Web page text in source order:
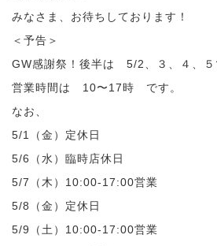
みなさま、お待ちしております！
＜予告＞
GW感謝祭！後半は 5/2、３、４、５
営業時間は 10〜17時 です。
なお、
5/1（金）定休日
5/6（水）臨時店休日
5/7（木）10:00-17:00営業
5/8（金）定休日
5/9（土）10:00-17:00営業